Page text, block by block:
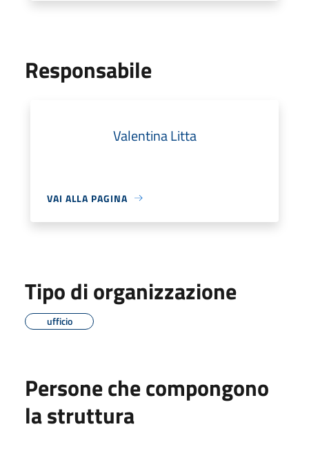
Responsabile
Valentina Litta
VAI ALLA PAGINA
Tipo di organizzazione
ufficio
Persone che compongono
la struttura